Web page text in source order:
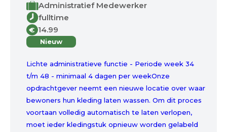
Administratief Medewerker
fulltime
€ 14.99
Nieuw
Lichte administratieve functie - Periode week 34
t/m 48 - minimaal 4 dagen per weekOnze
opdrachtgever neemt een nieuwe locatie over waar
bewoners hun kleding laten wassen. Om dit proces
voortaan volledig automatisch te laten verlopen,
moet ieder kledingstuk opnieuw worden gelabeld